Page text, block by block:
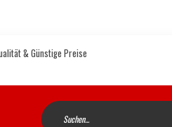
& Günstige Preise